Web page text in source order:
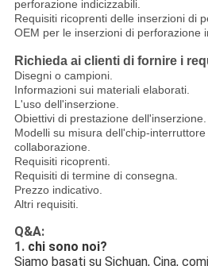
perforazione indicizzabili.
Requisiti ricoprenti delle inserzioni di
OEM per le inserzioni di perforazione
Richieda ai clienti di fornire i
Disegni o campioni.
Informazioni sui materiali elaborati.
L'uso dell'inserzione.
Obiettivi di prestazione dell'inserzione.
Modelli su misura dell'chip-
collaborazione.
Requisiti ricoprenti.
Requisiti di termine di consegna.
Prezzo indicativo.
Altri requisiti.
Q&A:
1. chi sono noi?
Siamo basati su Sichuan, Cina,